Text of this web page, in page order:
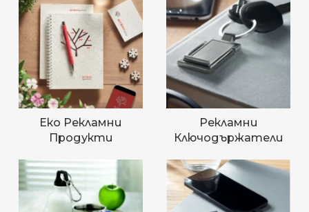
Еко Рекламни
Продукти
Рекламни
Ключодържатели